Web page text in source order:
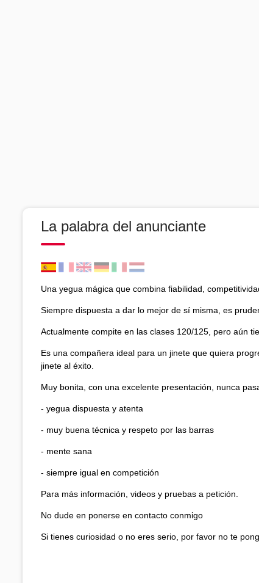
La palabra del anunciante
Una yegua mágica que combina fiabilidad,
Siempre dispuesta a dar lo mejor de sí misma, es
Actualmente compite en las clases 120/125, pero aún
Es una compañera ideal para un jinete que quiera
jinete al éxito.
Muy bonita, con una excelente presentación, nunca
- yegua dispuesta y atenta
- muy buena técnica y respeto por las barras
- mente sana
- siempre igual en competición
Para más información, videos y pruebas a petición.
No dude en ponerse en contacto conmigo
Si tienes curiosidad o no eres serio, por favor no te